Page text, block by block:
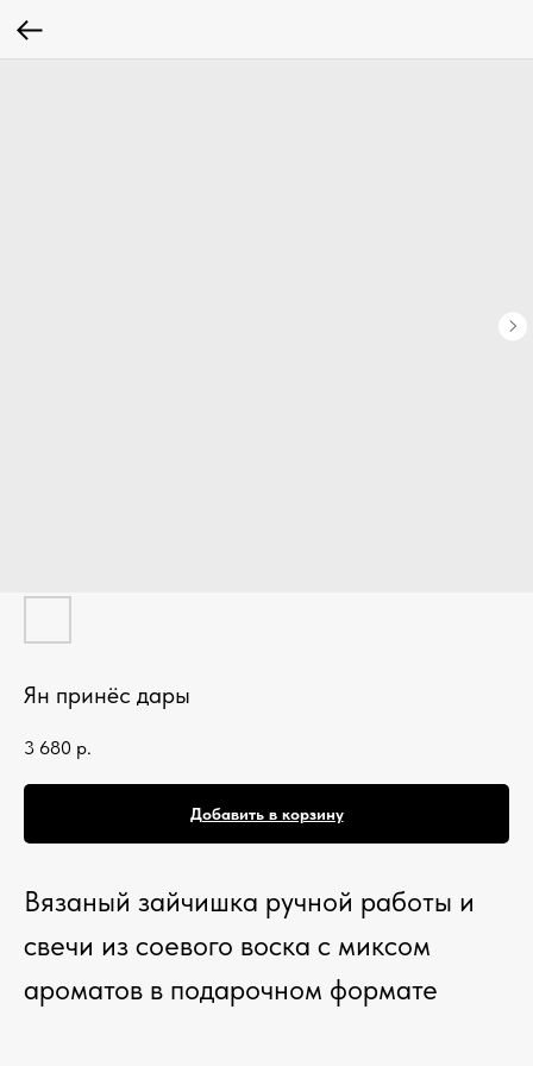
Ян принёс дары
3 680 р.
Добавить в корзину
Вязаный зайчишка ручной работы и
свечи из соевого воска с миксом
ароматов в подарочном формате